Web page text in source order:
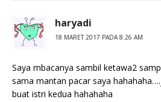
haryadi
18 MARET 2017 PADA 8:26 AM
Saya mbacanya sambil ketawa2
sama mantan pacar saya
buat istri kedua hahahaha